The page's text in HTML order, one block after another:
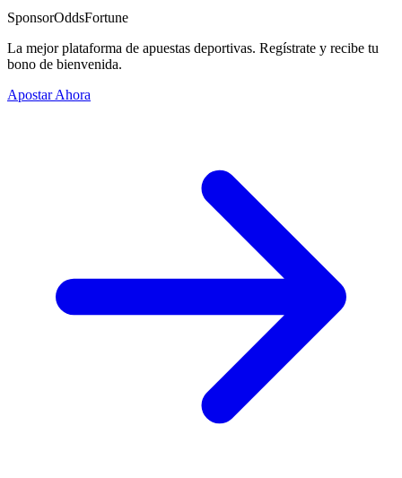
SponsorOddsFortune
La mejor plataforma de apuestas deportivas. Regístrate y recibe tu
bono de bienvenida.
Apostar Ahora